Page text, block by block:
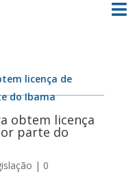

licença de
do Ibama
obtem licença
parte do
| 0